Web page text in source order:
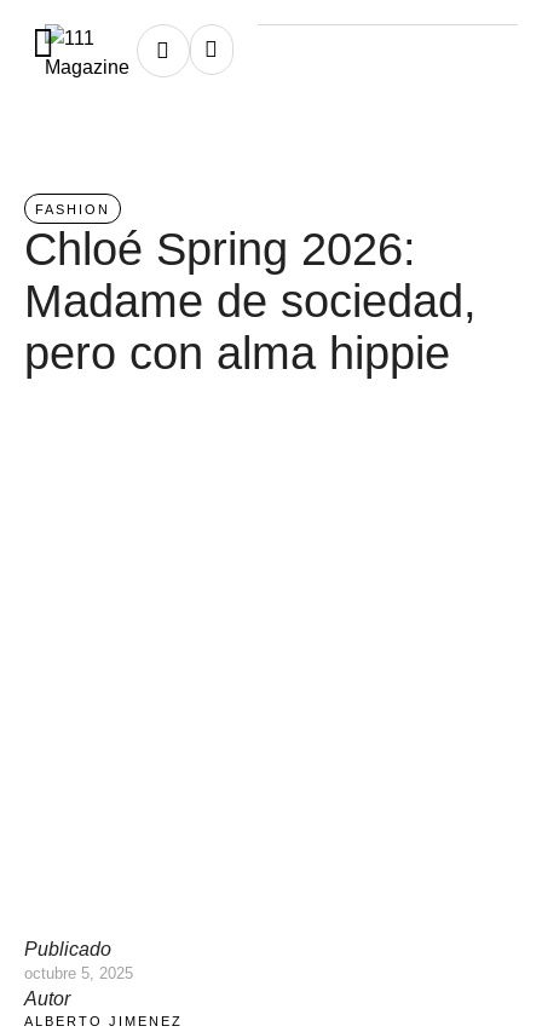
Home / fashion
FASHION
Chloé Spring 2026:
Madame de sociedad,
pero con alma hippie
Publicado
octubre 5, 2025
Autor
ALBERTO JIMENEZ